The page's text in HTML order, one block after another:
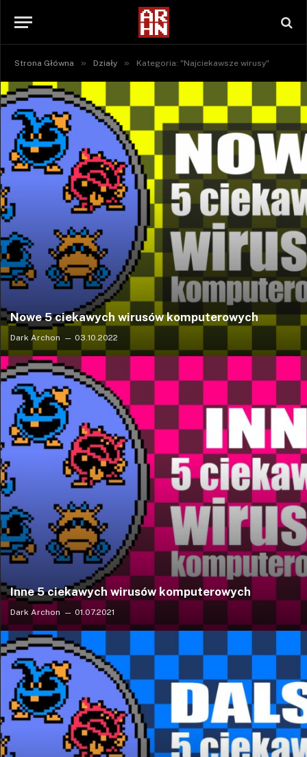
Strona Główna » Działy » Kategoria: "Najciekawsze wirusy"
Nowe 5 ciekawych wirusów komputerowych
Dark Archon 03.10.2022
Inne 5 ciekawych wirusów komputerowych
Dark Archon 01.07.2021